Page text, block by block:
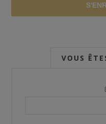
VOUS